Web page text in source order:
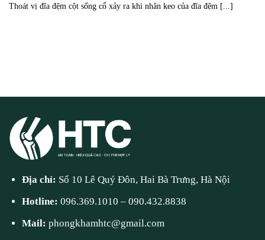
Thoát vị đĩa đệm cột sống cổ xảy ra khi nhân keo của đĩa đệm [...]
Địa chỉ: Số 10 Lê Quý Đôn, Hai Bà Trưng, Hà Nội
Hotline:096.369.1010 –090.432.8838
Mail:phongkhamhtc@gmail.com